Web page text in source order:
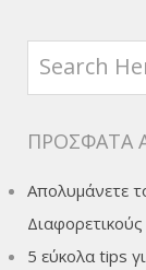
ΠΡΌΣΦΑΤΑ
Απολυμάνετε
5 εύκολα tips